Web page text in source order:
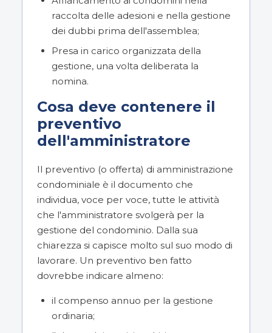
raccolta delle adesioni e nella gestione
dei dubbi prima dell'assemblea;
Presa in carico organizzata della
gestione, una volta deliberata la
nomina.
Cosa deve contenere il
preventivo
dell'amministratore
Il preventivo (o offerta) di amministrazione
condominiale è il documento che
individua, voce per voce, tutte le attività
che l'amministratore svolgerà per la
gestione del condominio. Dalla sua
chiarezza si capisce molto sul suo modo di
lavorare. Un preventivo ben fatto
dovrebbe indicare almeno:
il compenso annuo per la gestione
ordinaria;